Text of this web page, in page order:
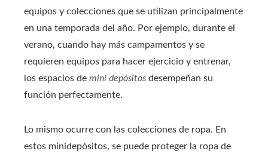
equipos y colecciones que se utilizan principalmente
en una temporada del año. Por ejemplo, durante el
verano, cuando hay más campamentos y se
requieren equipos para hacer ejercicio y entrenar,
los espacios de mini depósitos desempeñan su
función perfectamente.
Lo mismo ocurre con las colecciones de ropa. En
estos minidepósitos, se puede proteger la ropa de